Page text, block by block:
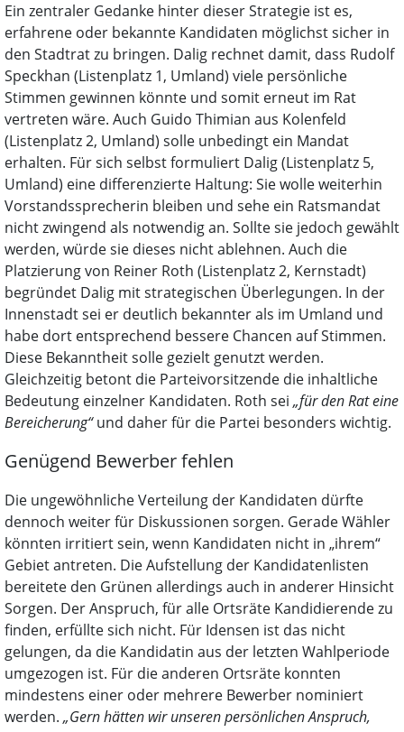
Ein zentraler Gedanke hinter dieser Strategie ist es,
erfahrene oder bekannte Kandidaten möglichst sicher in
den Stadtrat zu bringen. Dalig rechnet damit, dass Rudolf
Speckhan (Listenplatz 1, Umland) viele persönliche
Stimmen gewinnen könnte und somit erneut im Rat
vertreten wäre. Auch Guido Thimian aus Kolenfeld
(Listenplatz 2, Umland) solle unbedingt ein Mandat
erhalten. Für sich selbst formuliert Dalig (Listenplatz 5,
Umland) eine differenzierte Haltung: Sie wolle weiterhin
Vorstandssprecherin bleiben und sehe ein Ratsmandat
nicht zwingend als notwendig an. Sollte sie jedoch gewählt
werden, würde sie dieses nicht ablehnen. Auch die
Platzierung von Reiner Roth (Listenplatz 2, Kernstadt)
begründet Dalig mit strategischen Überlegungen. In der
Innenstadt sei er deutlich bekannter als im Umland und
habe dort entsprechend bessere Chancen auf Stimmen.
Diese Bekanntheit solle gezielt genutzt werden.
Gleichzeitig betont die Parteivorsitzende die inhaltliche
Bedeutung einzelner Kandidaten. Roth sei „für den Rat eine
Bereicherung“und daher für die Partei besonders wichtig.
Genügend Bewerber fehlen
Die ungewöhnliche Verteilung der Kandidaten dürfte
dennoch weiter für Diskussionen sorgen. Gerade Wähler
könnten irritiert sein, wenn Kandidaten nicht in „ihrem“
Gebiet antreten. Die Aufstellung der Kandidatenlisten
bereitete den Grünen allerdings auch in anderer Hinsicht
Sorgen. Der Anspruch, für alle Ortsräte Kandidierende zu
finden, erfüllte sich nicht. Für Idensen ist das nicht
gelungen, da die Kandidatin aus der letzten Wahlperiode
umgezogen ist. Für die anderen Ortsräte konnten
mindestens einer oder mehrere Bewerber nominiert
werden. „Gern hätten wir unseren persönlichen Anspruch,